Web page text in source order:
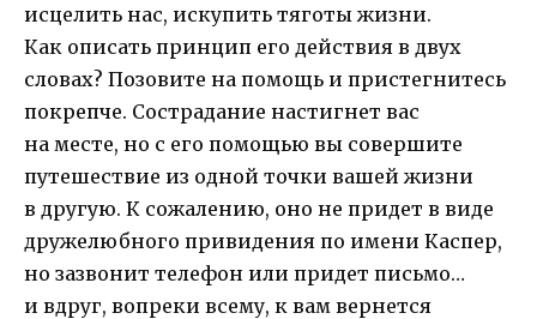
исцелить нас, искупить тяготы жизни.
Как описать принцип его действия в двух
словах? Позовите на помощь и пристегнитесь
покрепче. Сострадание настигнет вас
на месте, но с его помощью вы совершите
путешествие из одной точки вашей жизни
в другую. К сожалению, оно не придет в виде
дружелюбного привидения по имени Каспер,
но зазвонит телефон или придет письмо…
и вдруг, вопреки всему, к вам вернется